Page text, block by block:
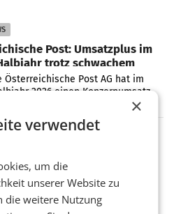
Post: Umsatzplus im
trotz schwachem
Österreichische Post AG hat im
2026 einen Konzernumsatz
Mio. EUR erwirtschaftet, was
von 3,8 Prozent gegenüber dem
viel Gewinn
MAILAND/AMSTERDAM. Der
Kostensenkungen operativ
×
verwendet
um die
unserer Website zu
die weitere Nutzung